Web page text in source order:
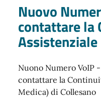
Nuovo
contattare la
Assistenziale
Nuono Numero VoIP
contattare la
Medica) di Collesano